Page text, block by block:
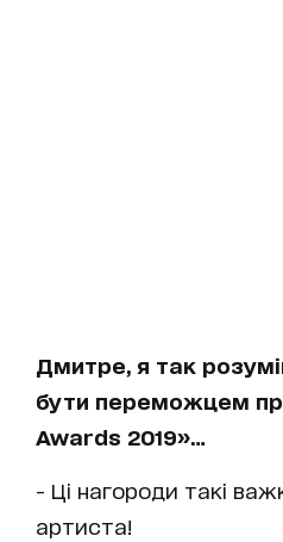
Дмитре, я так
бути переможцем
Awards 2019»…
- Ці нагороди такі
артиста!